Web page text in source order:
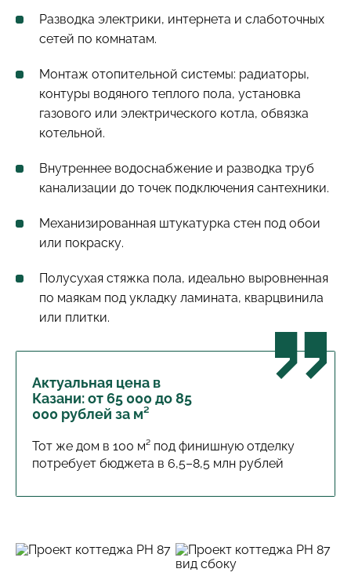
Разводка электрики, интернета и слаботочных
сетей по комнатам.
Монтаж отопительной системы: радиаторы,
контуры водяного теплого пола, установка
газового или электрического котла, обвязка
котельной.
Внутреннее водоснабжение и разводка труб
канализации до точек подключения сантехники.
Механизированная штукатурка стен под обои
или покраску.
Полусухая стяжка пола, идеально выровненная
по маякам под укладку ламината, кварцвинила
или плитки.
Актуальная цена в
Казани: от 65 000 до 85
000 рублей за м²
Тот же дом в 100 м² под финишную отделку
потребует бюджета в 6,5–8,5 млн рублей